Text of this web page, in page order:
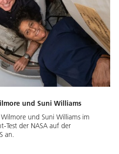
und Suni Williams
und Suni Williams im
Test der NASA auf der
an.